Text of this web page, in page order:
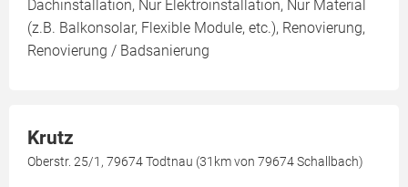
Dachinstallation, Nur Elektroinstallation, Nur Material
(z.B. Balkonsolar, Flexible Module, etc.), Renovierung,
Renovierung / Badsanierung
Krutz
Oberstr. 25/1, 79674 Todtnau (31km von 79674 Schallbach)